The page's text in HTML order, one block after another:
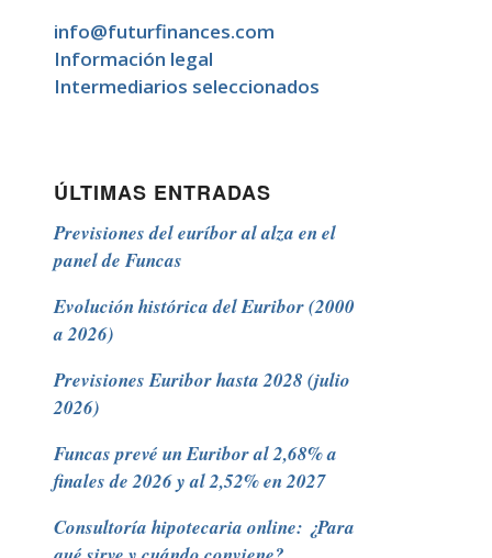
info@futurfinances.com
Información legal
Intermediarios seleccionados
ÚLTIMAS ENTRADAS
Previsiones del euríbor al alza en el
panel de Funcas
Evolución histórica del Euribor (2000
a 2026)
Previsiones Euribor hasta 2028 (julio
2026)
Funcas prevé un Euribor al 2,68% a
finales de 2026 y al 2,52% en 2027
Consultoría hipotecaria online: ¿Para